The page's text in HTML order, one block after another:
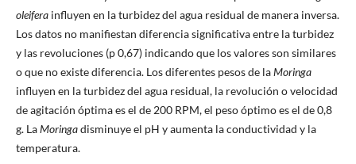
oleiferainfluyen en la turbidez del agua residual de manera inversa.
Los datos no manifiestan diferencia significativa entre la turbidez
y las revoluciones (p 0,67) indicando que los valores son similares
o que no existe diferencia. Los diferentes pesos de laMoringa
influyen en la turbidez del agua residual, la revolución o velocidad
de agitación óptima es el de 200 RPM, el peso óptimo es el de 0,8
g. LaMoringadisminuye el pH y aumenta la conductividad y la
temperatura.